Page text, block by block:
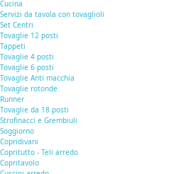
Cucina
Servizi da tavola con tovaglioli
Set Centri
Tovaglie 12 posti
Tappeti
Tovaglie 4 posti
Tovaglie 6 posti
Tovaglie Anti macchia
Tovaglie rotonde
Runner
Tovaglie da 18 posti
Strofinacci e Grembiuli
Soggiorno
Copridivani
Copritutto - Teli arredo
Copritavolo